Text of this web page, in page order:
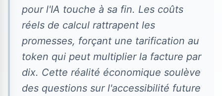
pour l'IA touche à sa fin. Les coûts
réels de calcul rattrapent les
promesses, forçant une tarification au
token qui peut multiplier la facture par
dix. Cette réalité économique soulève
des questions sur l'accessibilité future